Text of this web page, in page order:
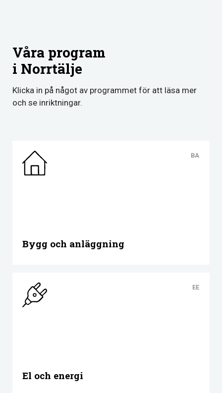
Våra program
i Norrtälje
Klicka in på något av programmet för att läsa mer
och se inriktningar.
BA
Bygg och anläggning
EE
El och energi